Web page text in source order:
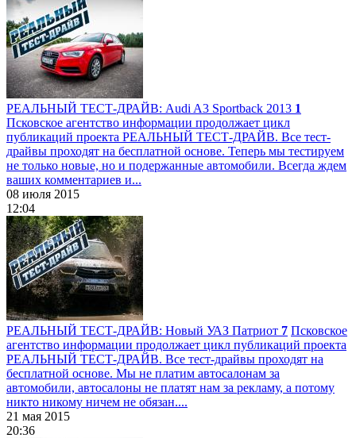
РЕАЛЬНЫЙ ТЕСТ-ДРАЙВ: Audi A3 Sportback 2013 1
Псковское агентство информации продолжает цикл
публикаций проекта РЕАЛЬНЫЙ ТЕСТ-ДРАЙВ. Все тест-
драйвы проходят на бесплатной основе. Теперь мы тестируем
не только новые, но и подержанные автомобили. Всегда ждем
ваших комментариев и...
08 июля 2015
12:04
РЕАЛЬНЫЙ ТЕСТ-ДРАЙВ: Новый УАЗ Патриот 7 Псковское
агентство информации продолжает цикл публикаций проекта
РЕАЛЬНЫЙ ТЕСТ-ДРАЙВ. Все тест-драйвы проходят на
бесплатной основе. Мы не платим автосалонам за
автомобили, автосалоны не платят нам за рекламу, а потому
никто никому ничем не обязан....
21 мая 2015
20:36